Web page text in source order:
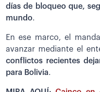
días de bloqueo que,
mundo.
En ese marco, el
avanzar mediante el
conflictos recientes
para Bolivia.